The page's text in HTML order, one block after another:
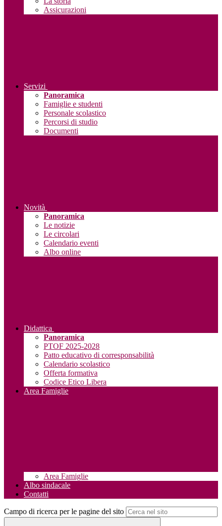
Assicurazioni
Servizi
Panoramica
Famiglie e studenti
Personale scolastico
Percorsi di studio
Documenti
Novità
Panoramica
Le notizie
Le circolari
Calendario eventi
Albo online
Didattica
Panoramica
PTOF 2025-2028
Patto educativo di corresponsabilità
Calendario scolastico
Offerta formativa
Codice Etico Libera
Area Famiglie
Area Famiglie
Albo sindacale
Contatti
Campo di ricerca per le pagine del sito